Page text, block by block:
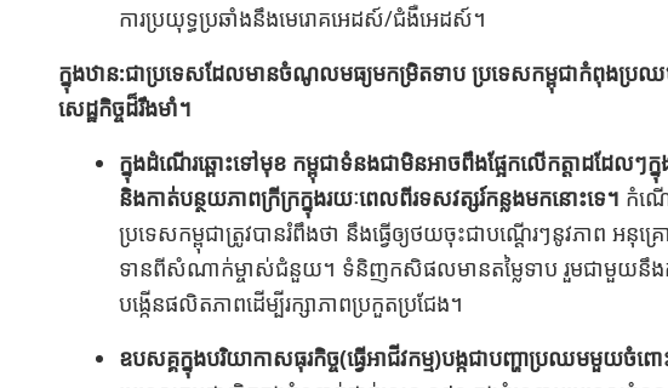
ការប្រយុទ្ធប្រឆាំងនឹងមេរោគអេដស៍/ជំងឺអេដស៍។
ក្នុងឋាន:ជាប្រទេសដែលមានចំណូលមធ្យមកម្រិតទាប​ ប្រទេសកម្ពុជាកំពុងប្រឈម
សេដ្ឋកិច្ចដ៏រឹងមាំ។
ក្នុងដំណើរឆ្ពោះទៅមុខ កម្ពុជាទំនងជាមិនអាចពឹងផ្អែកលើកត្តាដដែលៗក្នុង
និងកាត់បន្ថយភាពក្រីក្រក្នុងរយៈពេលពីរទសវត្សរ៍កន្លងមកនោះទេ។ កំណ
ប្រទេសកម្ពុជាត្រូវបានរំពឹងថា​ នឹងធ្វើឲ្យថយចុះជាបណ្ដើរៗនូវភាព អនុគ្រ
ទានពីសំណាក់ម្ចាស់ជំនួយ។ ទំនិញកសិផលមានតម្លៃទាប រួមជាមួយនឹងការ
បង្កើនផលិតភាពដើម្បីរក្សាភាពប្រកួតប្រជែង។
ឧបសគ្គក្នុងបរិយាកាសធុរកិច្ច(ធ្វើអាជីវកម្ម)បង្កជាបញ្ហាប្រឈមមួយចំព